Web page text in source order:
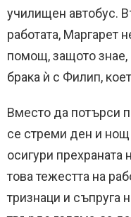
училищен автобус.
работата, Маргарет
помощ, защото знае,
брака ѝ с Филип,
Вместо да потърси
се стреми ден и
осигури прехраната
това тежестта на
тризнаци и